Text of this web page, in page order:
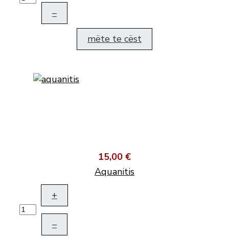
–
mëte te cëst
15,00 €
Aquanitis
+
–